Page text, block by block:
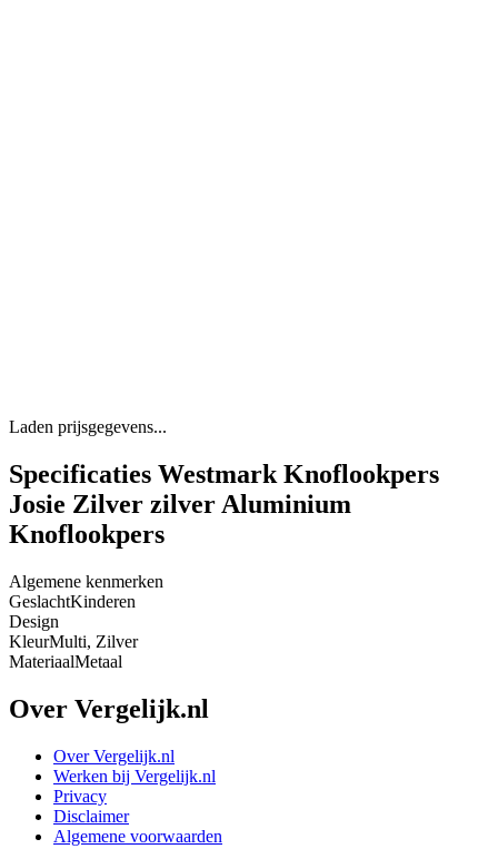
Laden prijsgegevens...
Specificaties Westmark Knoflookpers
Josie Zilver zilver Aluminium
Knoflookpers
Algemene kenmerken
GeslachtKinderen
Design
KleurMulti, Zilver
MateriaalMetaal
Over Vergelijk.nl
Over Vergelijk.nl
Werken bij Vergelijk.nl
Privacy
Disclaimer
Algemene voorwaarden